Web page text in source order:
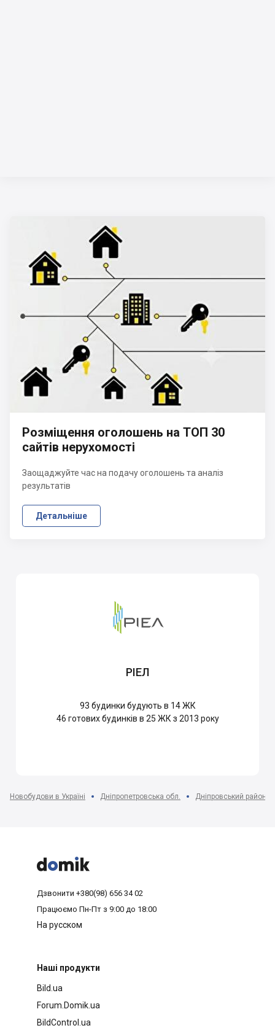
Розміщення оголошень на ТОП 30
сайтів нерухомості
Заощаджуйте час на подачу оголошень та аналіз
результатів
Детальніше
РІЕЛ
93 будинки будують в 14 ЖК
46 готових будинків в 25 ЖК з 2013 року
Новобудови в Україні Дніпропетровська обл. Дніпровський район



Дзвонити +380(98) 656 34 02
Працюємо Пн-Пт з 9:00 до 18:00
На русском
Наші продукти
Bild.ua
Forum.Domik.ua
BildControl.ua